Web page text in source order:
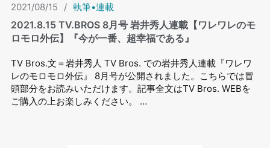
2021/08/15 / 執筆•連載
2021.8.15 TV.BROS 8⽉号 岩井秀⼈連載【ワレワレのモ
ロモロ外伝】『今が一番、超幸福である』
TV Bros.文＝岩井秀人 TV Bros. での岩井秀⼈連載『ワレワ
レのモロモロ外伝』 8⽉号が公開されました。こちらでは冒
頭部分をお読みいただけます。記事全文はTV Bros. WEBを
ご購入の上お楽しみください。 …